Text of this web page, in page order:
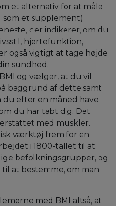
et alternativ for at måle
som et supplement)
der indikerer, om du
hjertefunktion,
også vigtigt at tage højde
sundhed.
og vælger, at du vil
baggrund af dette samt
efter en måned have
du har tabt dig. Det
med muskler.
værktøj frem for en
i 1800-tallet til at
befolkningsgrupper, og
at bestemme, om man
med BMI altså, at